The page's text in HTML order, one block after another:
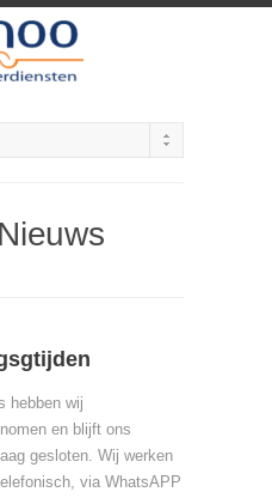
hebben wij
en blijft ons
gesloten. Wij werken
via WhatsAPP